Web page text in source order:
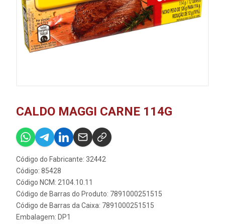
CALDO MAGGI CARNE 114G
Código do Fabricante: 32442
Código: 85428
Código NCM: 2104.10.11
Código de Barras do Produto: 7891000251515
Código de Barras da Caixa: 7891000251515
Embalagem: DP1